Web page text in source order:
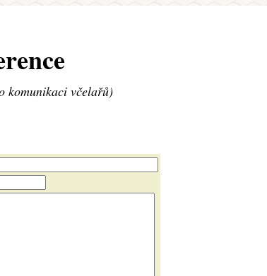
komunikaci včelařů)